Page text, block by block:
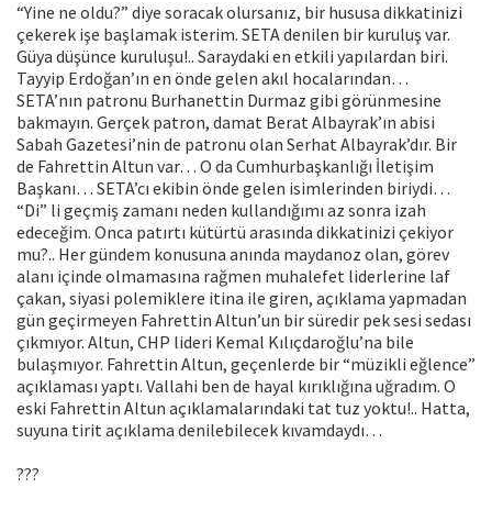
“Yine ne oldu?” diye soracak olursanız, bir hususa dikkatinizi
çekerek işe başlamak isterim. SETA denilen bir kuruluş var.
Güya düşünce kuruluşu!.. Saraydaki en etkili yapılardan biri.
Tayyip Erdoğan’ın en önde gelen akıl hocalarından…
SETA’nın patronu Burhanettin Durmaz gibi görünmesine
bakmayın. Gerçek patron, damat Berat Albayrak’ın abisi
Sabah Gazetesi’nin de patronu olan Serhat Albayrak’dır. Bir
de Fahrettin Altun var… O da Cumhurbaşkanlığı İletişim
Başkanı… SETA’cı ekibin önde gelen isimlerinden biriydi…
“Di” li geçmiş zamanı neden kullandığımı az sonra izah
edeceğim. Onca patırtı kütürtü arasında dikkatinizi çekiyor
mu?.. Her gündem konusuna anında maydanoz olan, görev
alanı içinde olmamasına rağmen muhalefet liderlerine laf
çakan, siyasi polemiklere itina ile giren, açıklama yapmadan
gün geçirmeyen Fahrettin Altun’un bir süredir pek sesi sedası
çıkmıyor. Altun, CHP lideri Kemal Kılıçdaroğlu’na bile
bulaşmıyor. Fahrettin Altun, geçenlerde bir “müzikli eğlence”
açıklaması yaptı. Vallahi ben de hayal kırıklığına uğradım. O
eski Fahrettin Altun açıklamalarındaki tat tuz yoktu!.. Hatta,
suyuna tirit açıklama denilebilecek kıvamdaydı…
???